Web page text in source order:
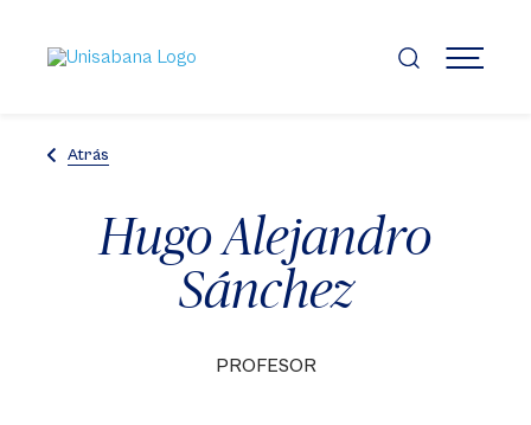
contenido
principal
MENÚ
Atrás
Hugo Alejandro
Sánchez
PROFESOR